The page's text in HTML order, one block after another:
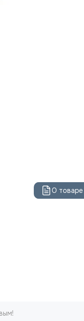
О товаре